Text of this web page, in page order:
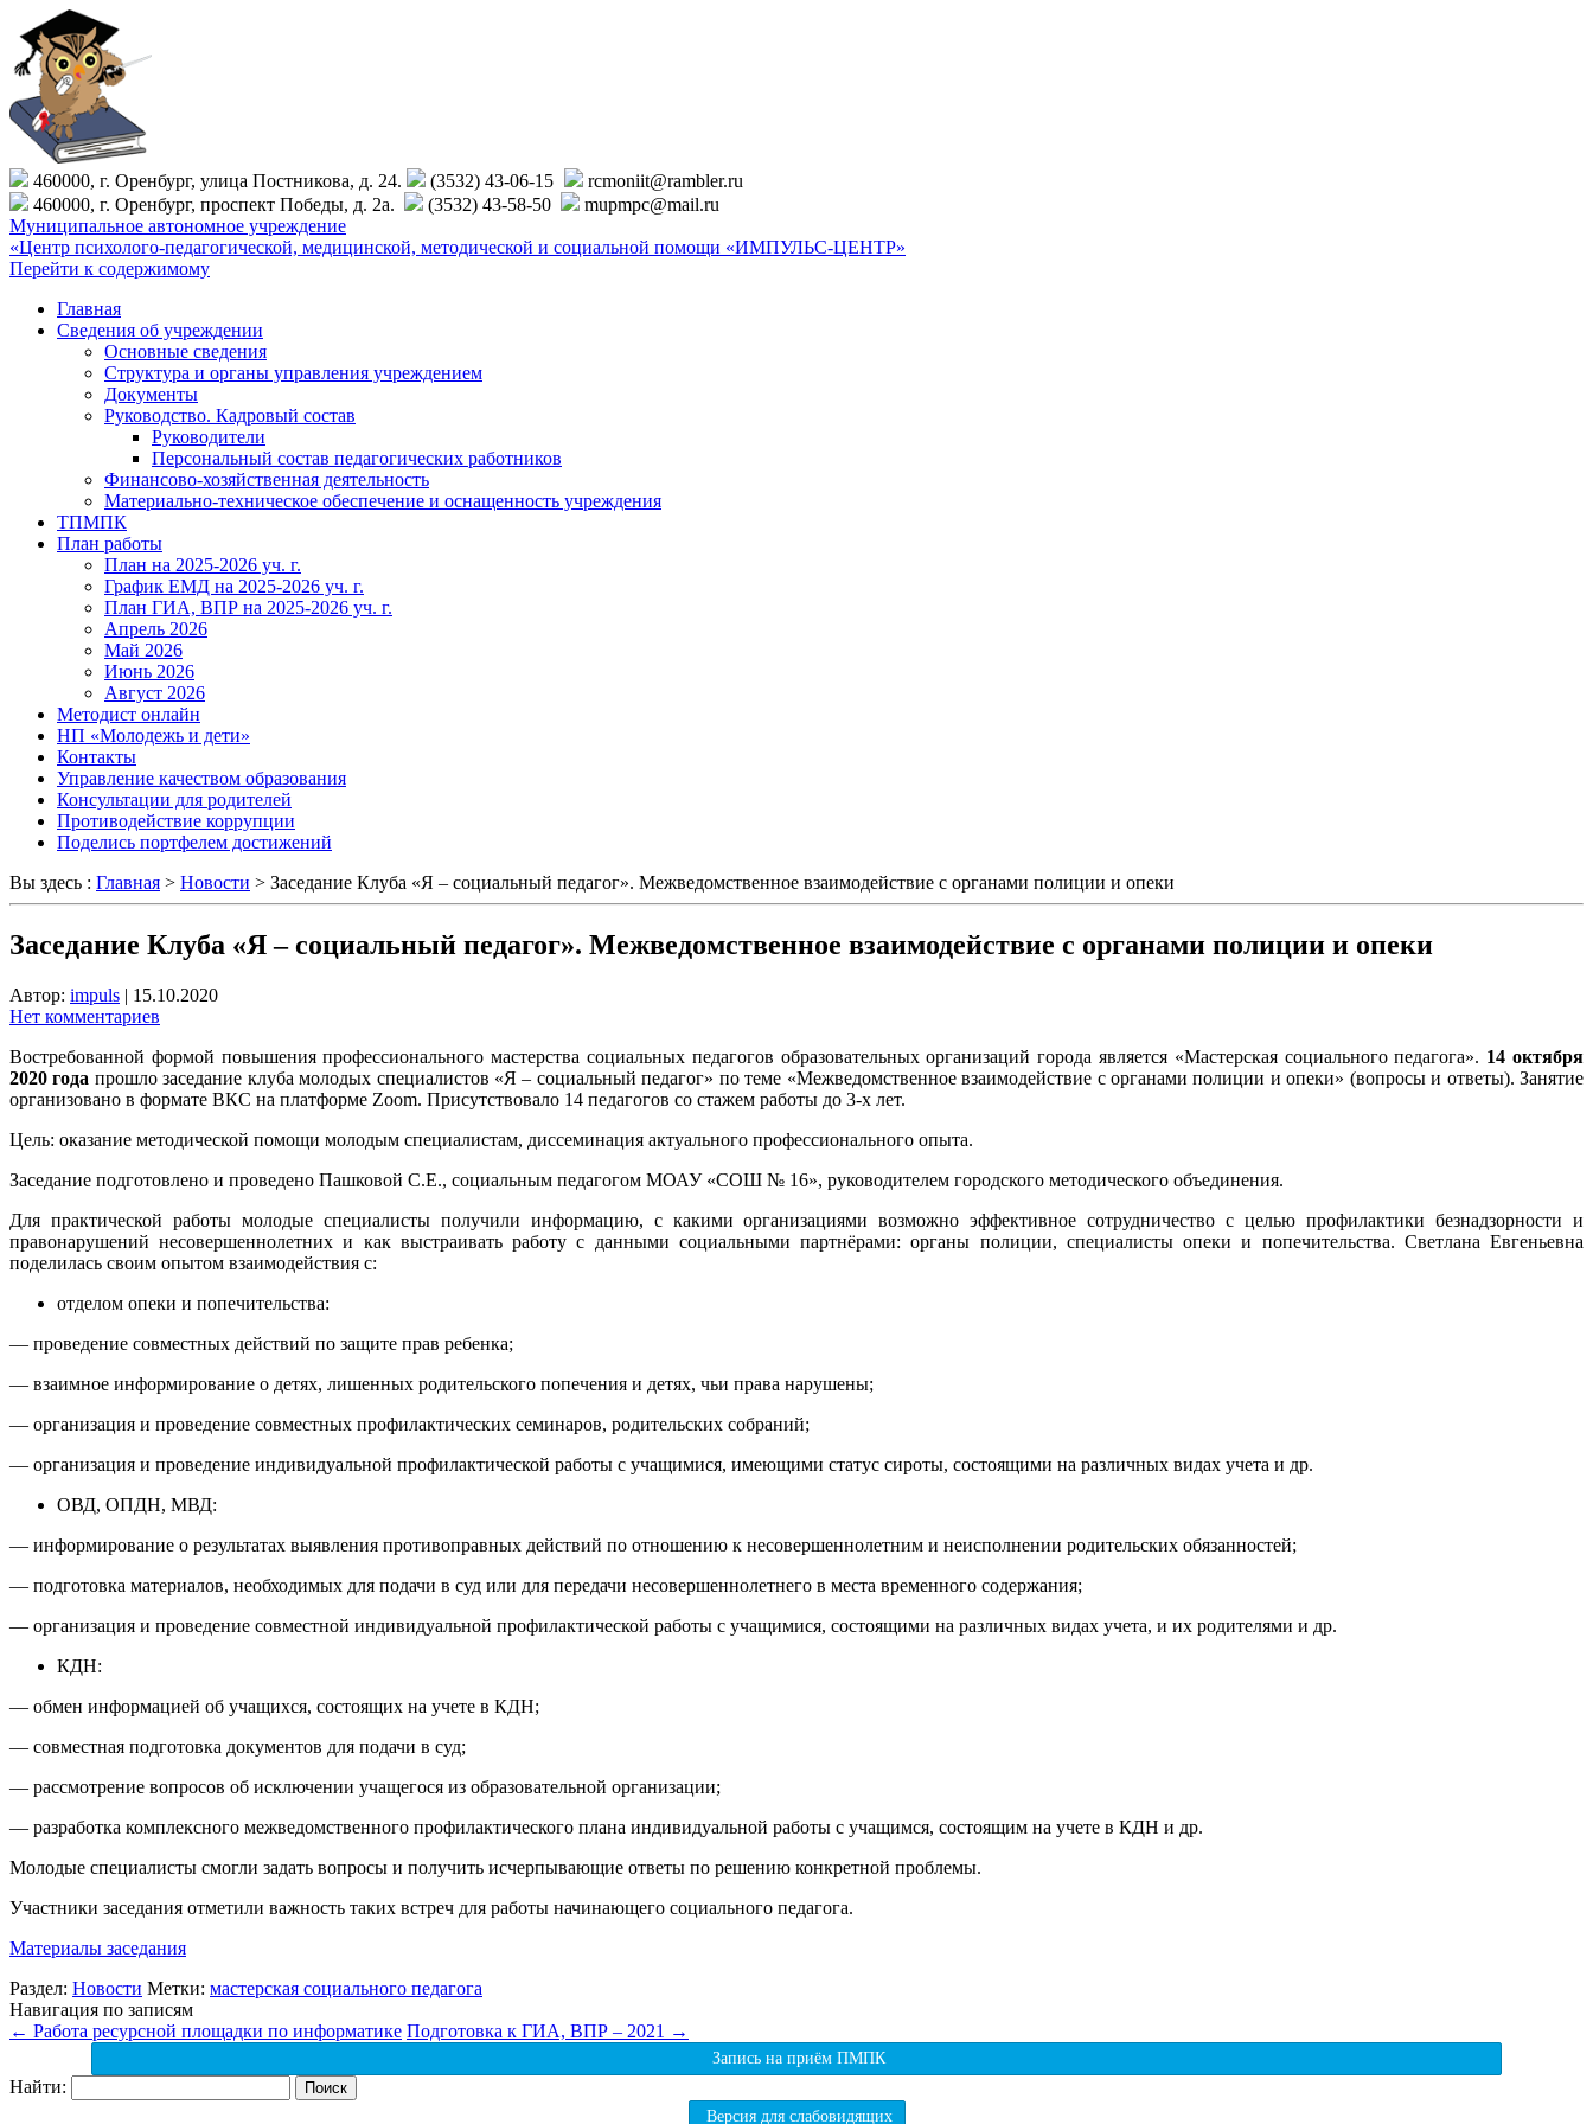
460000, г. Оренбург, улица Постникова, д. 24. (3532) 43-06-15
rcmoniit@rambler.ru
460000, г. Оренбург, проспект Победы, д. 2а.
(3532) 43-58-50
mupmpc@mail.ru
Муниципальное автономное учреждение
«Центр психолого-педагогической, медицинской, методической и социальной помощи «ИМПУЛЬС-ЦЕНТР»
Перейти к содержимому
Главная
Сведения об учреждении
Основные сведения
Структура и органы управления учреждением
Документы
Руководство. Кадровый состав
Руководители
Персональный состав педагогических работников
Финансово-хозяйственная деятельность
Материально-техническое обеспечение и оснащенность учреждения
ТПМПК
План работы
План на 2025-2026 уч. г.
График ЕМД на 2025-2026 уч. г.
План ГИА, ВПР на 2025-2026 уч. г.
Апрель 2026
Май 2026
Июнь 2026
Август 2026
Методист онлайн
НП «Молодежь и дети»
Контакты
Управление качеством образования
Консультации для родителей
Противодействие коррупции
Поделись портфелем достижений
Вы здесь : Главная > Новости > Заседание Клуба «Я – социальный педагог». Межведомственное взаимодействие с органами полиции и опеки
Заседание Клуба «Я – социальный педагог». Межведомственное взаимодействие с органами полиции и опеки
Автор: impuls | 15.10.2020
Нет комментариев
Востребованной формой повышения профессионального мастерства социальных педагогов образовательных организаций города является «Мастерская социального педагога». 14 октября
2020 года прошло заседание клуба молодых специалистов «Я – социальный педагог» по теме «Межведомственное взаимодействие с органами полиции и опеки» (вопросы и ответы). Занятие
организовано в формате ВКС на платформе Zoom. Присутствовало 14 педагогов со стажем работы до 3-х лет.
Цель: оказание методической помощи молодым специалистам, диссеминация актуального профессионального опыта.
Заседание подготовлено и проведено Пашковой С.Е., социальным педагогом МОАУ «СОШ № 16», руководителем городского методического объединения.
Для практической работы молодые специалисты получили информацию, с какими организациями возможно эффективное сотрудничество с целью профилактики безнадзорности и
правонарушений несовершеннолетних и как выстраивать работу с данными социальными партнёрами: органы полиции, специалисты опеки и попечительства. Светлана Евгеньевна
поделилась своим опытом взаимодействия с:
отделом опеки и попечительства:
— проведение совместных действий по защите прав ребенка;
— взаимное информирование о детях, лишенных родительского попечения и детях, чьи права нарушены;
— организация и проведение совместных профилактических семинаров, родительских собраний;
— организация и проведение индивидуальной профилактической работы с учащимися, имеющими статус сироты, состоящими на различных видах учета и др.
ОВД, ОПДН, МВД:
— информирование о результатах выявления противоправных действий по отношению к несовершеннолетним и неисполнении родительских обязанностей;
— подготовка материалов, необходимых для подачи в суд или для передачи несовершеннолетнего в места временного содержания;
— организация и проведение совместной индивидуальной профилактической работы с учащимися, состоящими на различных видах учета, и их родителями и др.
КДН:
— обмен информацией об учащихся, состоящих на учете в КДН;
— совместная подготовка документов для подачи в суд;
— рассмотрение вопросов об исключении учащегося из образовательной организации;
— разработка комплексного межведомственного профилактического плана индивидуальной работы с учащимся, состоящим на учете в КДН и др.
Молодые специалисты смогли задать вопросы и получить исчерпывающие ответы по решению конкретной проблемы.
Участники заседания отметили важность таких встреч для работы начинающего социального педагога.
Материалы заседания
Раздел: Новости Метки: мастерская социального педагога
Навигация по записям
← Работа ресурсной площадки по информатике Подготовка к ГИА, ВПР – 2021 →
Запись на приём ПМПК
Найти:
Версия для слабовидящих